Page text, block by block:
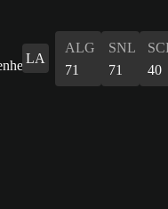
LA
ALG
71
SNL
71
40